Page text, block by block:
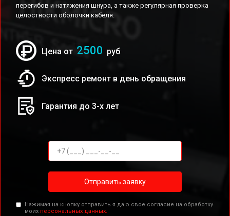
перегибов и натяжения шнура, а также регулярная проверка
целостности оболочки кабеля.
Цена от 2500 руб
Экспресс ремонт в день обращения
Гарантия до 3-х лет
Отправить заявку
Нажимая на кнопку отправить я даю свое согласие на обработку
моих персональных данных.